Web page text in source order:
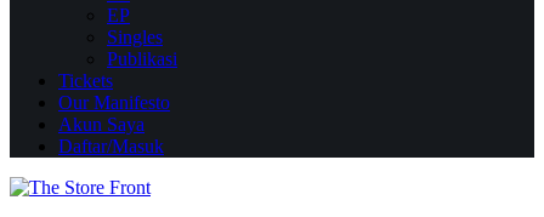
EP
Singles
Publikasi
Tickets
Our Manifesto
Akun Saya
Daftar/Masuk